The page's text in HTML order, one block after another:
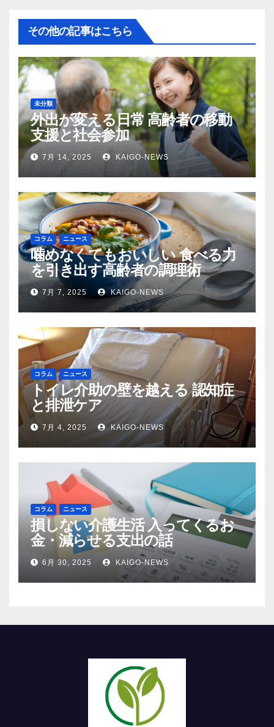
その他の記事はこちら
未分類
外出が変える日常 高齢者の移動
支援と社会参加
7月 14, 2025 KAIGO-NEWS
コラム ニュース
噛めなくてもおいしい 食べる力
を引き出す高齢者の調理術
7月 7, 2025 KAIGO-NEWS
コラム ニュース
トイレ介助の壁を越える 認知症
と排泄ケア
7月 4, 2025 KAIGO-NEWS
コラム ニュース
損しない介護生活 入ってくるお
金・減らせる支出の話
6月 30, 2025 KAIGO-NEWS